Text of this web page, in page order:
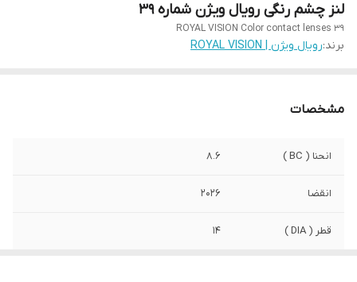
لنز چشم رنگی رویال ویژن شماره 39
ROYAL VISION Color contact lenses 39
برند:رویال ویژن | ROYAL VISION
مشخصات
انحنا ( BC ) 8.6
انقضا 2026
قطر ( DIA ) 14